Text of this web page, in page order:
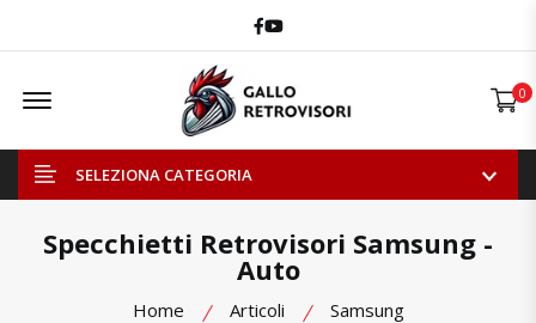
Facebook
Youtube
Offcanvas Menu Open 0
SELEZIONA CATEGORIA
Specchietti Retrovisori Samsung -
Auto
Home Articoli Samsung